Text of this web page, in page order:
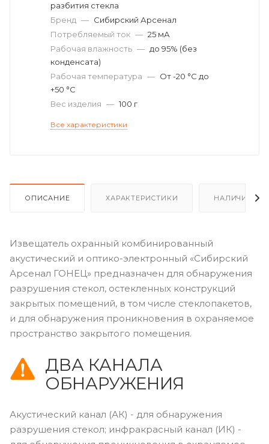
разбития стекла
Бренд — Сибирский Арсенал
Потребляемый ток — 25 мА
Рабочая влажность — до 95% (без
конденсата)
Рабочая температура — От -20 °C до
+50 °C
Вес изделия — 100 г
Все характеристики
ОПИСАНИЕ ХАРАКТЕРИСТИКИ НАЛИЧИЕ
Извещатель охранный комбинированный
акустический и оптико-электронный «Сибирский
Арсенал ГОНЕЦ» предназначен для обнаружения
разрушения стекол, остекленных конструкций
закрытых помещений, в том числе стеклопакетов,
и для обнаружения проникновения в охраняемое
пространство закрытого помещения.
ДВА КАНАЛА
ОБНАРУЖЕНИЯ
Акустический канал (АК) - для обнаружения
разрушения стекол; инфракрасный канал (ИК) -